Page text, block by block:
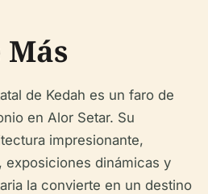
de Kedah es un faro de
en Alor Setar. Su
impresionante,
exposiciones dinámicas y
la convierte en un destino